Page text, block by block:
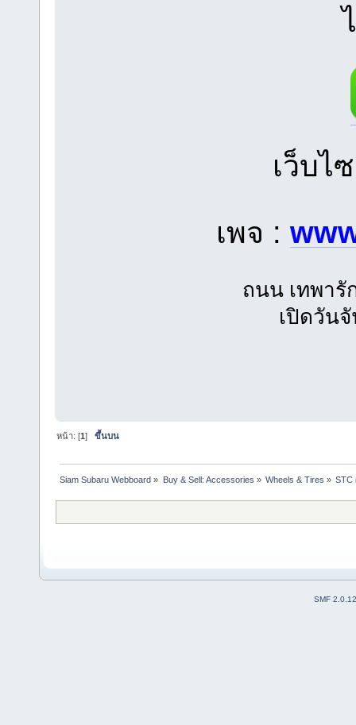
เว็บไ
เพจ :
ถนน เทพารั
เปิดวัน
หน้า: [1]ขึ้นบน
Siam Subaru Webboard » Buy & Sell: Accessories » Wheels & Tires » STC
SMF 2.0.12